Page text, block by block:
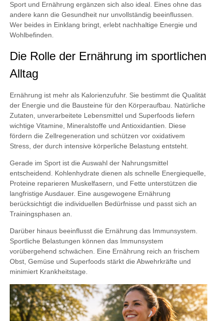
Sport und Ernährung ergänzen sich also ideal. Eines ohne das
andere kann die Gesundheit nur unvollständig beeinflussen.
Wer beides in Einklang bringt, erlebt nachhaltige Energie und
Wohlbefinden.
Die Rolle der Ernährung im sportlichen
Alltag
Ernährung ist mehr als Kalorienzufuhr. Sie bestimmt die Qualität
der Energie und die Bausteine für den Körperaufbau. Natürliche
Zutaten, unverarbeitete Lebensmittel und Superfoods liefern
wichtige Vitamine, Mineralstoffe und Antioxidantien. Diese
fördern die Zellregeneration und schützen vor oxidativem
Stress, der durch intensive körperliche Belastung entsteht.
Gerade im Sport ist die Auswahl der Nahrungsmittel
entscheidend. Kohlenhydrate dienen als schnelle Energiequelle,
Proteine reparieren Muskelfasern, und Fette unterstützen die
langfristige Ausdauer. Eine ausgewogene Ernährung
berücksichtigt die individuellen Bedürfnisse und passt sich an
Trainingsphasen an.
Darüber hinaus beeinflusst die Ernährung das Immunsystem.
Sportliche Belastungen können das Immunsystem
vorübergehend schwächen. Eine Ernährung reich an frischem
Obst, Gemüse und Superfoods stärkt die Abwehrkräfte und
minimiert Krankheitstage.